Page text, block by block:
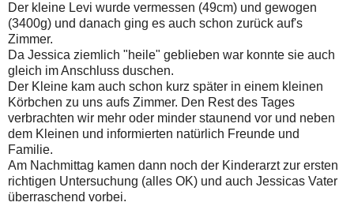
Der kleine Levi wurde vermessen (49cm) und gewogen
(3400g) und danach ging es auch schon zurück auf's
Zimmer.
Da Jessica ziemlich "heile" geblieben war konnte sie auch
gleich im Anschluss duschen.
Der Kleine kam auch schon kurz später in einem kleinen
Körbchen zu uns aufs Zimmer. Den Rest des Tages
verbrachten wir mehr oder minder staunend vor und neben
dem Kleinen und informierten natürlich Freunde und
Familie.
Am Nachmittag kamen dann noch der Kinderarzt zur ersten
richtigen Untersuchung (alles OK) und auch Jessicas Vater
überraschend vorbei.